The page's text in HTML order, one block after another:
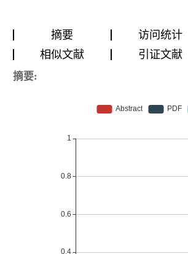
摘要 访问统计
相似文献
引证文献
摘要: